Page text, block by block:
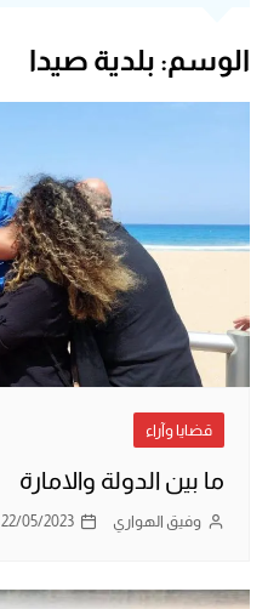
الوسم: بلدية صيدا
قضايا وآراء
ما بين الدولة والامارة
وفيق الهواري 22/05/2023